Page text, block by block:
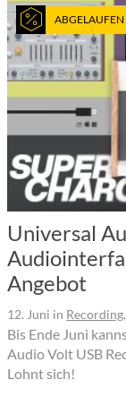
ABGELAUFEN
Universal
Angebot
12. Juni in Recording,
Bis Ende Juni
Audio Volt USB
Lohnt sich!